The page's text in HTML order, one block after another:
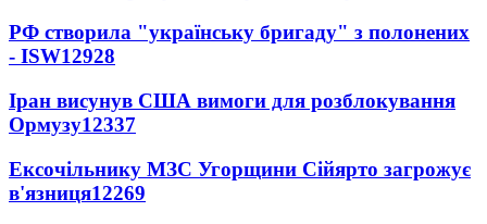
РФ створила "українську бригаду" з полонених
- ISW12928
Іран висунув США вимоги для розблокування
Ормузу12337
Ексочільнику МЗС Угорщини Сійярто загрожує
в'язниця12269